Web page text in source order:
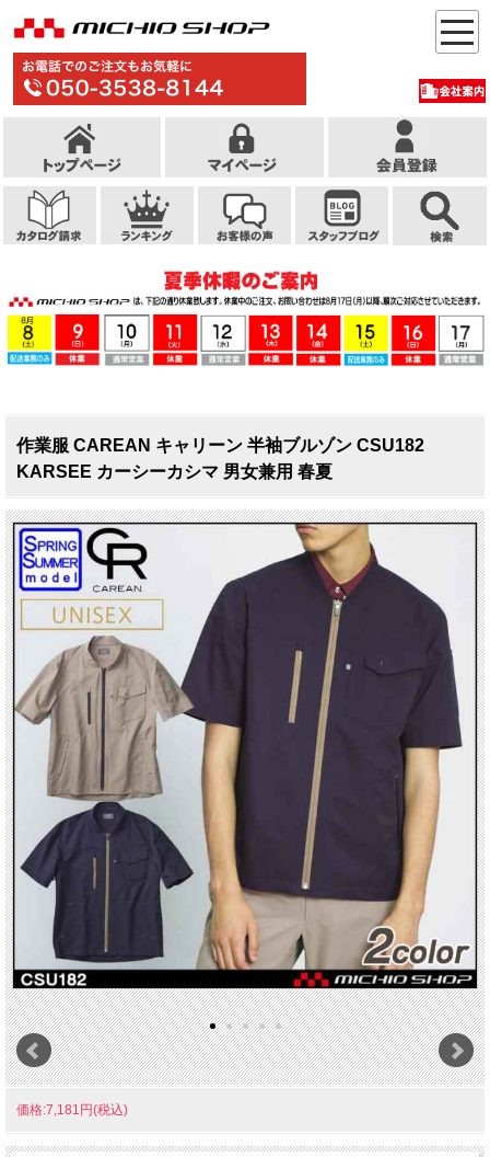
作業服 CAREAN キャリーン 半袖ブルゾン CSU182
KARSEE カーシーカシマ 男女兼用 春夏
価格:7,181円(税込)